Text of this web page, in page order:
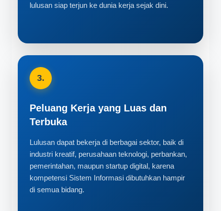
lulusan siap terjun ke dunia kerja sejak dini.
3.
Peluang Kerja yang Luas dan
Terbuka
Lulusan dapat bekerja di berbagai sektor, baik di
industri kreatif, perusahaan teknologi, perbankan,
pemerintahan, maupun startup digital, karena
kompetensi Sistem Informasi dibutuhkan hampir
di semua bidang.